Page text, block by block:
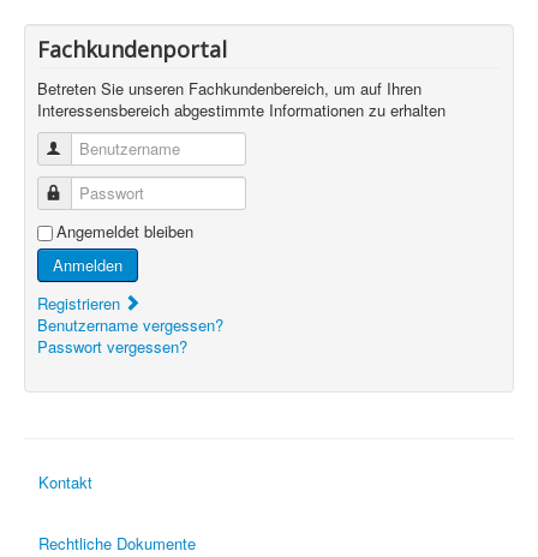
Fachkundenportal
Betreten Sie unseren Fachkundenbereich, um auf Ihren
Interessensbereich abgestimmte Informationen zu erhalten
Benutzername
Passwort
Angemeldet bleiben
Anmelden
Registrieren
Benutzername vergessen?
Passwort vergessen?
Kontakt
Rechtliche Dokumente